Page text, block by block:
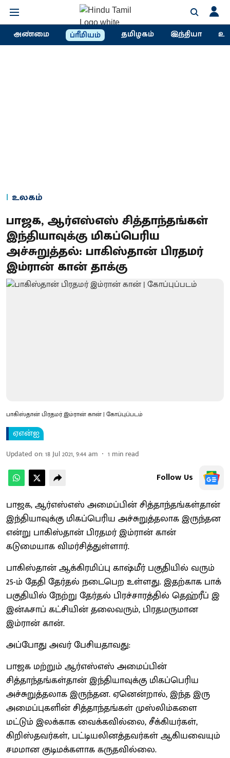
அண்மை ப்ரீமியம் தமிழகம் இந்தியா
உலகம்
பாஜக, ஆர்எஸ்எஸ் சித்தாந்தங்கள்
இந்தியாவுக்கு மிகப்பெரிய
அச்சுறுத்தல்: பாகிஸ்தான் பிரதமர்
இம்ரான் கான் தாக்கு
பாகிஸ்தான் பிரதமர் இம்ரான் கான் | கோப்புப்படம்
ஏஎன்ஐ
Updated on:18 Jul 2021, 9:44 am 1 min read
Follow Us
பாஜக, ஆர்எஸ்எஸ் அமைப்பின் சித்தாந்தங்கள்தான்
இந்தியாவுக்கு மிகப்பெரிய அச்சுறுத்தலாக இருந்தன
என்று பாகிஸ்தான் பிரதமர் இம்ரான் கான்
கடுமையாக விமர்சித்துள்ளார்.
பாகிஸ்தான் ஆக்கிரமிப்பு காஷ்மீர் பகுதியில் வரும்
25-ம் தேதி தேர்தல் நடைபெற உள்ளது. இதற்காக பாக்
பகுதியில் நேற்று தேர்தல் பிரச்சாரத்தில் தெஹ்ரீப் இ
இன்ஃசாப் கட்சியின் தலைவரும், பிரதமருமான
இம்ரான் கான்.
அப்போது அவர் பேசியதாவது:
பாஜக மற்றும் ஆர்எஸ்எஸ் அமைப்பின்
சித்தாந்தங்கள்தான் இந்தியாவுக்கு மிகப்பெரிய
அச்சுறுத்தலாக இருந்தன. ஏனென்றால், இந்த இரு
அமைப்புகளின் சித்தாந்தங்கள் முஸ்லிம்களை
மட்டும் இலக்காக வைக்கவில்லை, சீக்கியர்கள்,
கிறிஸ்தவர்கள், பட்டியலினத்தவர்கள் ஆகியவையும்
சமமான குடிமக்களாக கருதவில்லை.